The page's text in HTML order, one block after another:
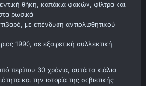
θήκη, καπάκια φακών, φίλτρα και
ρωσικά
με επένδυση αντιολισθητικού
1990, σε εξαιρετική συλλεκτική
περίπου 30 χρόνια, αυτά τα κιάλια
και την ιστορία της σοβιετικής